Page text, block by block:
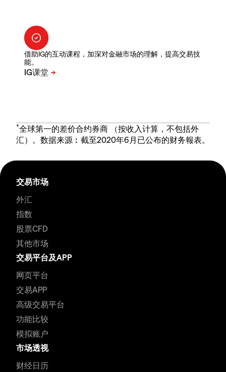
借助IG的互动课程，加深对金融市场的理解，提高交易技
能。
*全球第一的差价合约券商 （按收入计算，不包括外
汇）。数据来源︰截至2020年6月已公布的财务報表。
交易市场
外汇
指数
股票CFD
其他市场
交易平台及APP
网页平台
交易APP
高级交易平台
功能比较
模拟账户
市场透视
财经日历